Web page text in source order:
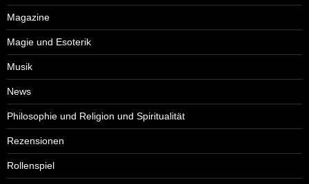
Magazine
Magie und Esoterik
Musik
News
Philosophie und Religion und Spiritualität
Rezensionen
Rollenspiel